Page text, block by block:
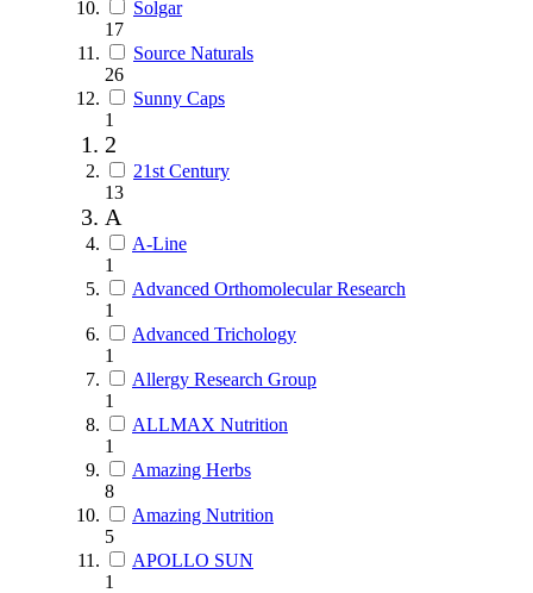
Solgar
17
Source Naturals
26
Sunny Caps
1
2
21st Century
13
A
A-Line
1
Advanced Orthomolecular Research
1
Advanced Trichology
1
Allergy Research Group
1
ALLMAX Nutrition
1
Amazing Herbs
8
Amazing Nutrition
5
APOLLO SUN
1